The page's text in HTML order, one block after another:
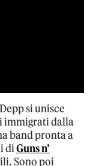
si unisce
immigrati dalla
band pronta a
diGuns n’
Sono poi